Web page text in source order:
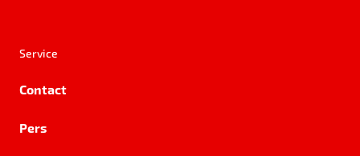
Service
Contact
Pers